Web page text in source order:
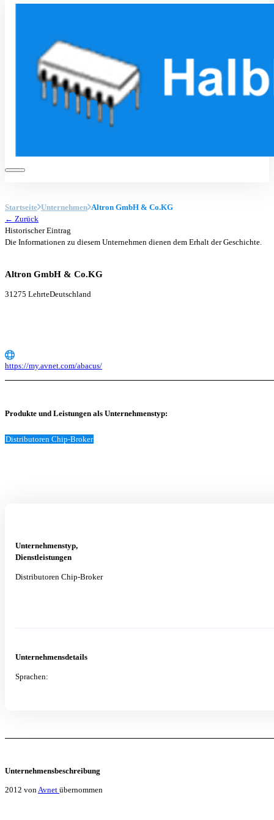
Startseite Unternehmen Altron GmbH & Co.KG
← Zurück
Historischer Eintrag
Die Informationen zu diesem Unternehmen dienen dem Erhalt der Geschichte.
Altron GmbH & Co.KG
31275 LehrteDeutschland
https://my.avnet.com/abacus/
Produkte und Leistungen als Unternehmenstyp:
Distributoren Chip-Broker
Unternehmenstyp,
Dienstleistungen
Distributoren Chip-Broker
Unternehmensdetails
Sprachen:
Unternehmensbeschreibung
2012 vonAvnet übernommen